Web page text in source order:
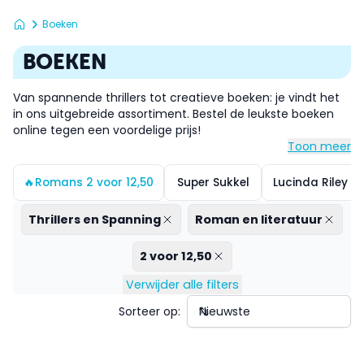
Boeken
BOEKEN
Van spannende thrillers tot creatieve boeken: je vindt het
in ons uitgebreide assortiment. Bestel de leukste boeken
online tegen een voordelige prijs!
Toon meer
🔥Romans 2 voor 12,50 Super Sukkel Lucinda Riley
Thrillers en Spanning Roman en literatuur
2 voor 12,50
Verwijder alle filters
Sorteer op: